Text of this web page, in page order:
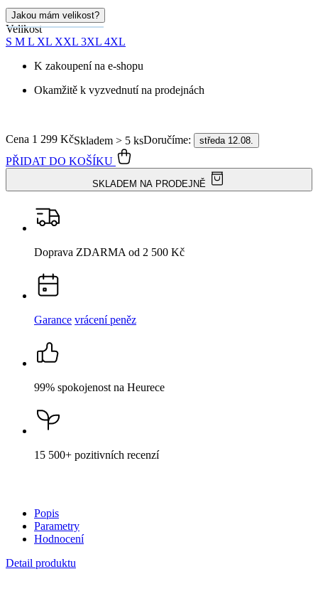
Jakou mám velikost?
Velikost
S M L XL XXL 3XL 4XL
K zakoupení na e-shopu
Okamžitě k vyzvednutí na prodejnách
Skladem > 5 ksDoručíme: středa 12.08.
Cena 1 299 Kč
PŘIDAT DO KOŠÍKU
SKLADEM NA PRODEJNĚ
Doprava ZDARMA od 2 500 Kč
Garance vrácení peněz
99% spokojenost na Heurece
15 500+ pozitivních recenzí
Popis
Parametry
Hodnocení
Detail produktu